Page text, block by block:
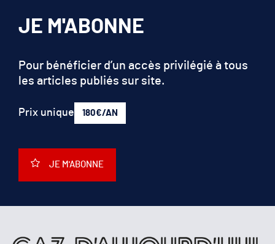
JE M'ABONNE
Pour bénéficier d’un accès privilégié à tous
les articles publiés sur site.
Prix unique 180€/AN
JE M'ABONNE